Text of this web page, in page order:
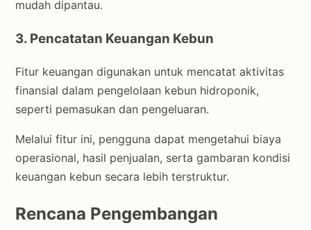
mudah dipantau.
3. Pencatatan Keuangan Kebun
Fitur keuangan digunakan untuk mencatat aktivitas
finansial dalam pengelolaan kebun hidroponik,
seperti pemasukan dan pengeluaran.
Melalui fitur ini, pengguna dapat mengetahui biaya
operasional, hasil penjualan, serta gambaran kondisi
keuangan kebun secara lebih terstruktur.
Rencana Pengembangan